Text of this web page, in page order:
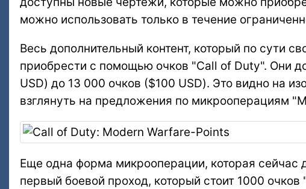
можно использовать только в течение
Весь дополнительный контент, который по сути
приобрести с помощью очков "Call of Duty". Они
USD) до 13 000 очков ($100 USD). Это видно на
взглянуть на предложения по микрооперациям
Еще одна форма микрооперации, которая сейчас
первый боевой проход, который стоит 1000